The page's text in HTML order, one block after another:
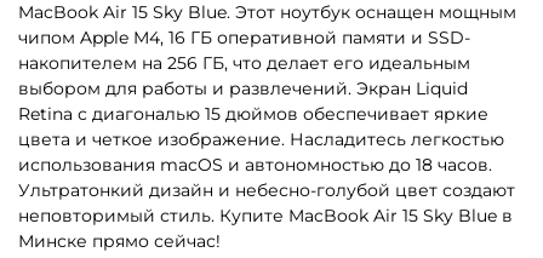
MacBook Air 15 Sky Blue. Этот ноутбук оснащен мощным
чипом Apple M4, 16 ГБ оперативной памяти и SSD-
накопителем на 256 ГБ, что делает его идеальным
выбором для работы и развлечений. Экран Liquid
Retina с диагональю 15 дюймов обеспечивает яркие
цвета и четкое изображение. Насладитесь легкостью
использования macOS и автономностью до 18 часов.
Ультратонкий дизайн и небесно-голубой цвет создают
неповторимый стиль. Купите MacBook Air 15 Sky Blue в
Минске прямо сейчас!